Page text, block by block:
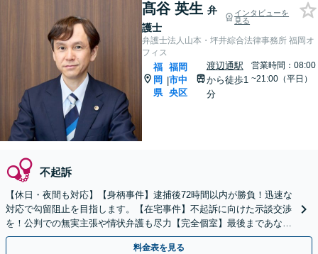
髙谷 英生 弁
護士
インタビューを
見る
弁護士法人山本・坪井綜合法律事務所 福岡オ
フィス
福
岡
県
|
福岡
市中
央区
渡辺通駅
から徒歩1
分
営業時間：08:00
~21:00（平日）
不起訴
【休日・夜間も対応】【身柄事件】逮捕後72時間以内が勝負！迅速な
対応で勾留阻止を目指します。【在宅事件】不起訴に向けた示談交渉
を！公判での無実主張や情状弁護も尽力【完全個室】最後まであなた
の味方です。ご相談ください。
料金表を見る